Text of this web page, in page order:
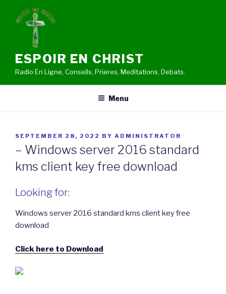
ESPOIR EN CHRIST
Radio En Ligne, Conseils, Prieres, Meditations, Debats.
Menu
POSTED
ON
SEPTEMBER 28, 2022 BY ADMINISTRATOR
– Windows server 2016 standard
kms client key free download
Looking for:
Windows server 2016 standard kms client key free
download
Click here to Download